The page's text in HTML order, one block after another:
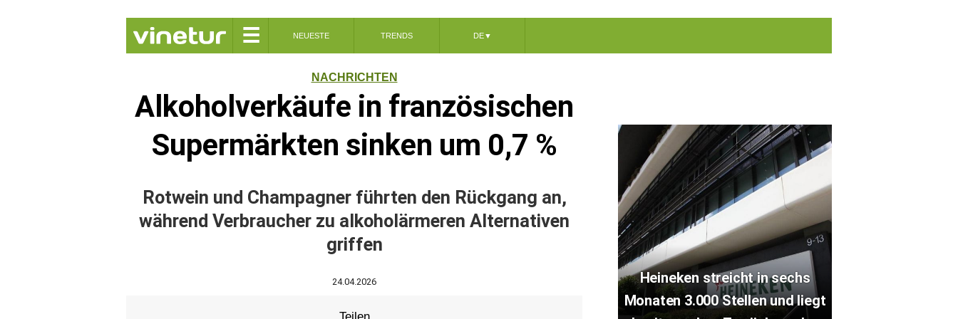
☰ NEUESTE TRENDS DE▼
NACHRICHTEN
Alkoholverkäufe in französischen
Supermärkten sinken um 0,7 %
Rotwein und Champagner führten den Rückgang an,
während Verbraucher zu alkoholärmeren Alternativen
griffen
24.04.2026
Heineken streicht in sechs
Monaten 3.000 Stellen und liegt